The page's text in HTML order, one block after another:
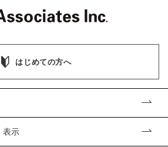
はじめての方へ
表示